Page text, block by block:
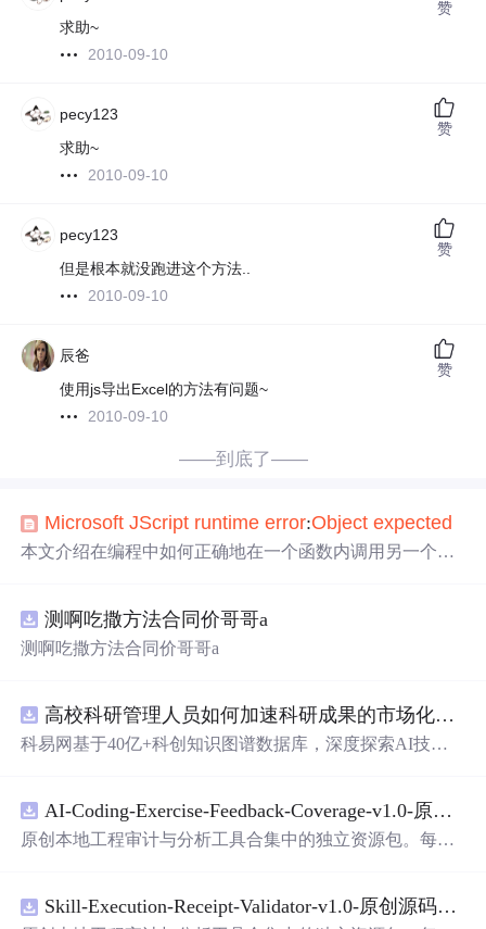
求助~
2010-09-10
赞
pecy123
求助~
2010-09-10
赞
pecy123
但是根本就没跑进这个方法..
2010-09-10
赞
辰爸
使用js导出Excel的方法有问题~
2010-09-10
赞
——到底了——
Microsoft JScript runtime error:Object expected
本文介绍在编程中如何正确地在一个函数内调用另一个函
ted等错误。
测啊吃撒方法合同价哥哥a
测啊吃撒方法合同价哥哥a
高校科研管理人员如何加速科研成果的市场化转化？.docx
科易网基于40亿+科创知识图谱数据库，深度探索AI技术
新领域的AI+数智化解决方案，推动科技创新与产业创新
智能化发展。
AI-Coding-Exercise-Feedback-Coverage-v1.0-原创源码与文档.zip
原创本地工程审计与分析工具合集中的独立资源包。每个
README、运行说明、功能清单、MIT License及原创与授
Skill-Execution-Receipt-Validator-v1.0-原创源码与文档.zip